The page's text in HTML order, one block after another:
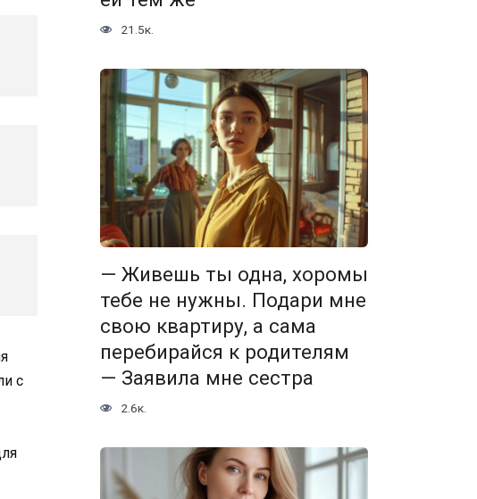
с
21.5к.
— Живешь ты одна, хоромы
тебе не нужны. Подари мне
свою квартиру, а сама
перебирайся к родителям
— Заявила мне сестра
2.6к.